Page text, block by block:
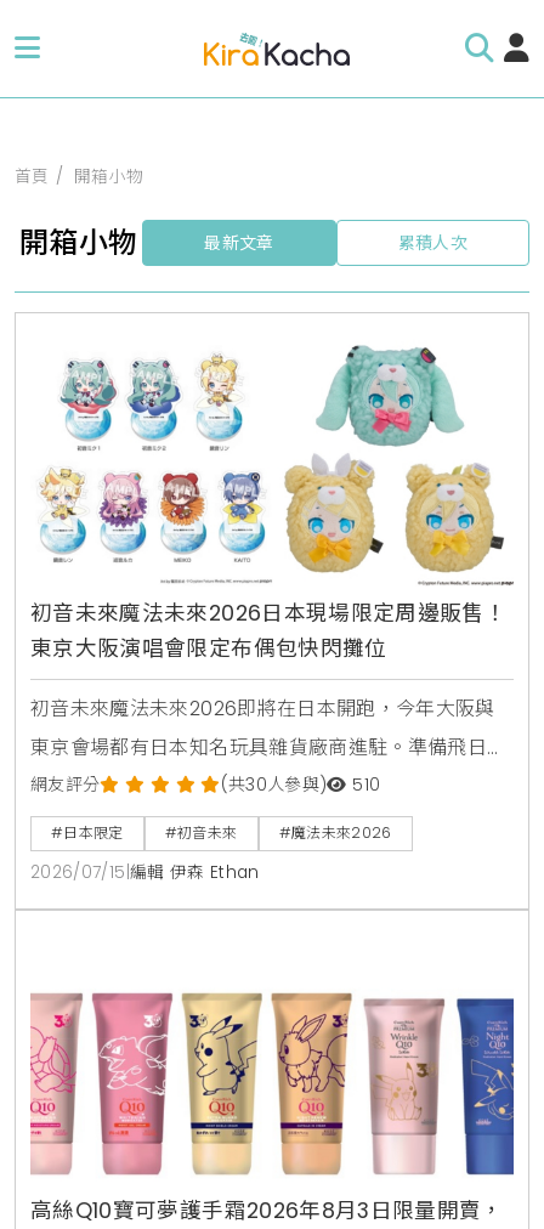
首頁 開箱小物
開箱小物 最新文章 累積人次
初音未來魔法未來2026日本現場限定周邊販售！
東京大阪演唱會限定布偶包快閃攤位
初音未來魔法未來2026即將在日本開跑，今年大阪與
東京會場都有日本知名玩具雜貨廠商進駐。準備飛日本
看演唱會的台灣粉絲，趕快來看看這次有哪些現場必搶
的布偶包與透明痛包配件，幫自己規劃一趟最完美的日
本追星之旅。
網友評分 (共30人參與) 510
#日本限定 #初音未來 #魔法未來2026
2026/07/15 編輯 伊森 Ethan
高絲Q10寶可夢護手霜2026年8月3日限量開賣，